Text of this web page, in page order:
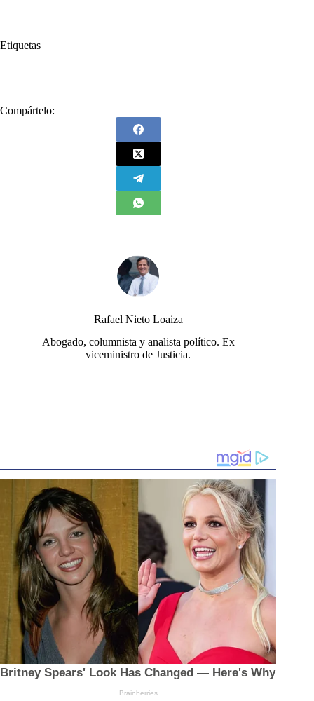
Etiquetas
Compártelo:
Rafael Nieto Loaiza
Abogado, columnista y analista político. Ex
viceministro de Justicia.